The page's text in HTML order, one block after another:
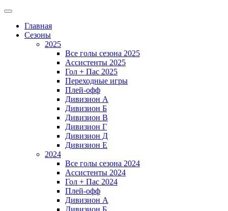
Главная
Сезоны
2025
Все голы сезона 2025
Ассистенты 2025
Гол + Пас 2025
Переходные игры
Плей-офф
Дивизион A
Дивизион Б
Дивизион В
Дивизион Г
Дивизион Д
Дивизион Е
2024
Все голы сезона 2024
Ассистенты 2024
Гол + Пас 2024
Плей-офф
Дивизион A
Дивизион Б